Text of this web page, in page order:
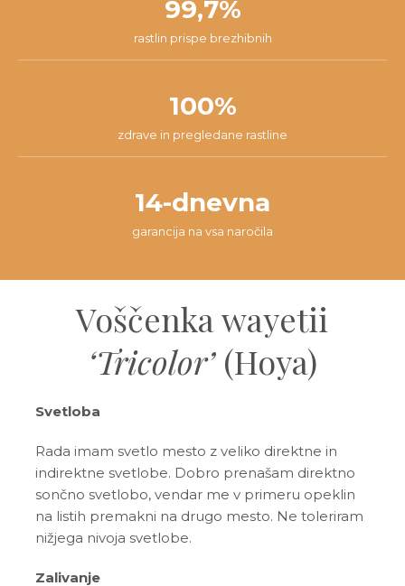
99,7%
rastlin prispe brezhibnih
100%
zdrave in pregledane rastline
14-dnevna
garancija na vsa naročila
Voščenka wayetii
‘Tricolor’(Hoya)
Svetloba
Rada imam svetlo mesto z veliko direktne in
indirektne svetlobe. Dobro prenašam direktno
sončno svetlobo, vendar me v primeru opeklin
na listih premakni na drugo mesto. Ne toleriram
nižjega nivoja svetlobe.
Zalivanje